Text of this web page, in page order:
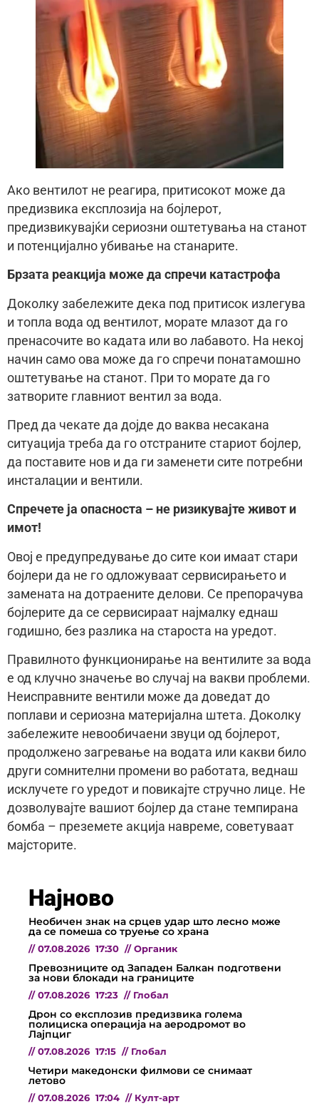
Ако вентилот не реагира, притисокот може да
предизвика експлозија на бојлерот,
предизвикувајќи сериозни оштетувања на станот
и потенцијално убивање на станарите.
Брзата реакција може да спречи катастрофа
Доколку забележите дека под притисок излегува
и топла вода од вентилот, морате млазот да го
пренасочите во кадата или во лабавото. На некој
начин само ова може да го спречи понатамошно
оштетување на станот. При то морате да го
затворите главниот вентил за вода.
Пред да чекате да дојде до ваква несакана
ситуација треба да го отстраните стариот бојлер,
да поставите нов и да ги заменети сите потребни
инсталации и вентили.
Спречете ја опасноста – не ризикувајте живот и
имот!
Овој е предупредување до сите кои имаат стари
бојлери да не го одложуваат сервисирањето и
замената на дотраените делови. Се препорачува
бојлерите да се сервисираат најмалку еднаш
годишно, без разлика на староста на уредот.
Правилното функционирање на вентилите за вода
е од клучно значење во случај на вакви проблеми.
Неисправните вентили може да доведат до
поплави и сериозна материјална штета. Доколку
забележите невообичаени звуци од бојлерот,
продолжено загревање на водата или какви било
други сомнителни промени во работата, веднаш
исклучете го уредот и повикајте стручно лице. Не
дозволувајте вашиот бојлер да стане темпирана
бомба – преземете акција навреме, советуваат
мајсторите.
Најново
Необичен знак на срцев удар што лесно може
да се помеша со труење со храна
// 07.08.2026 17:30 // Органик
Превозниците од Западен Балкан подготвени
за нови блокади на границите
// 07.08.2026 17:23 // Глобал
Дрон со експлозив предизвика голема
полициска операција на аеродромот во
Лајпциг
// 07.08.2026 17:15 // Глобал
Четири македонски филмови се снимаат
летово
// 07.08.2026 17:04 // Култ-арт